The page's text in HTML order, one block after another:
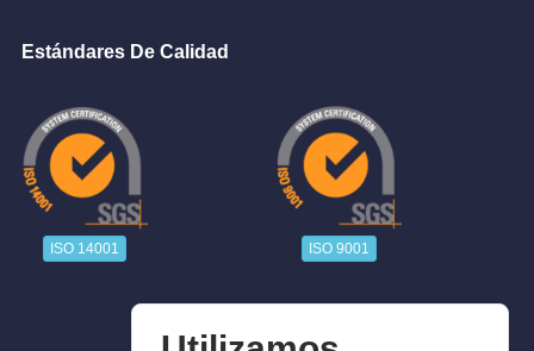
Estándares De Calidad
ISO 14001 ISO 9001